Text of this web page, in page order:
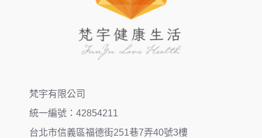
梵宇有限公司
統一編號：42854211
台北市信義區福德街251巷7弄40號3樓